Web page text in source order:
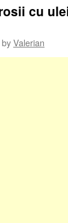
cu
byValerian